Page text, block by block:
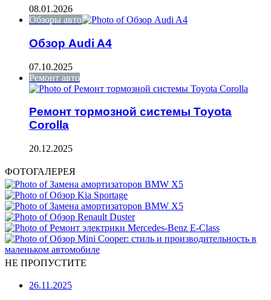
08.01.2026
Обзоры авто
Обзор Audi A4
07.10.2025
Ремонт авто
Ремонт тормозной системы Toyota
Corolla
20.12.2025
ФОТОГАЛЕРЕЯ
НЕ ПРОПУСТИТЕ
26.11.2025